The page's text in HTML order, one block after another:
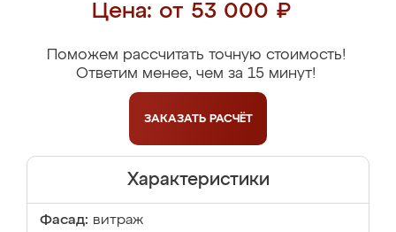
Цена: от 53 000 ₽
Поможем рассчитать точную стоимость!
Ответим менее, чем за 15 минут!
ЗАКАЗАТЬ РАСЧЁТ
Характеристики
Фасад: витраж